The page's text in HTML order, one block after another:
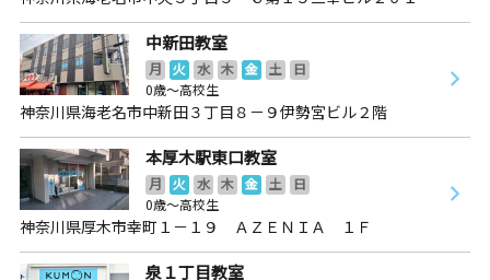
中新田教室
月 火 水 木 金 土
日
0歳～高校生
神奈川県海老名市中新田３丁目８－９伊勢宮ビル２階
本厚木駅東口教室
月 火 水 木 金 土
日
0歳～高校生
神奈川県厚木市幸町１－１９ ＡＺＥＮＩＡ １Ｆ
泉１丁目教室